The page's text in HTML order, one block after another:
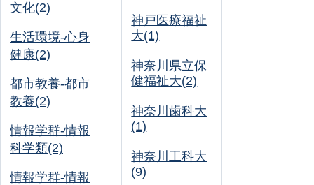
文化(2)
生活環境-心身
健康(2)
都市教養-都市
教養(2)
情報学群-情報
科学類(2)
情報学群-情報
神戸医療福祉
大(1)
神奈川県立保
健福祉大(2)
神奈川歯科大
(1)
神奈川工科大
(9)